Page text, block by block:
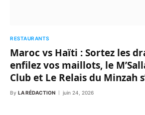
RESTAURANTS
Maroc vs Haïti : Sortez les
enfilez vos maillots, le
Club et Le Relais du Minzah
By LA RÉDACTION juin 24, 2026